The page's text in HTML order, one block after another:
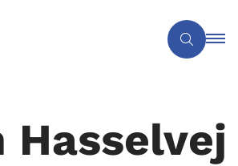
Hasselvej